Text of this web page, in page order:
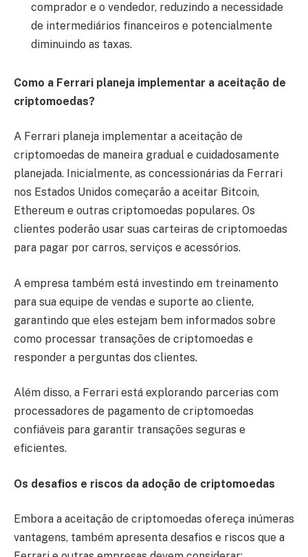
comprador e o vendedor, reduzindo a necessidade
de intermediários financeiros e potencialmente
diminuindo as taxas.
Como a Ferrari planeja implementar a aceitação de
criptomoedas?
A Ferrari planeja implementar a aceitação de
criptomoedas de maneira gradual e cuidadosamente
planejada. Inicialmente, as concessionárias da Ferrari
nos Estados Unidos começarão a aceitar Bitcoin,
Ethereum e outras criptomoedas populares. Os
clientes poderão usar suas carteiras de criptomoedas
para pagar por carros, serviços e acessórios.
A empresa também está investindo em treinamento
para sua equipe de vendas e suporte ao cliente,
garantindo que eles estejam bem informados sobre
como processar transações de criptomoedas e
responder a perguntas dos clientes.
Além disso, a Ferrari está explorando parcerias com
processadores de pagamento de criptomoedas
confiáveis para garantir transações seguras e
eficientes.
Os desafios e riscos da adoção de criptomoedas
Embora a aceitação de criptomoedas ofereça inúmeras
vantagens, também apresenta desafios e riscos que a